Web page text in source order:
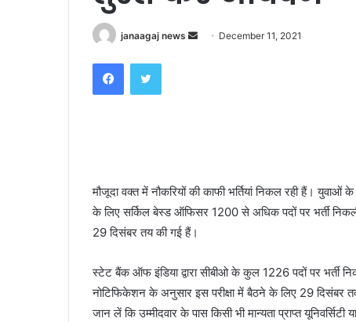
janaagaj news
Send December 11, 2021
FacebookTwitter
मौजूदा वक्त में नौकरियों की काफी भर्तियां निकल रही हैं।
के लिए सर्किल बेस्ड ऑफिसर 1200 से अधिक पदों पर भर्ती
29 दिसंबर तय की गई हैं।
स्टेट बैंक ऑफ इंडिया द्वारा सीबीओ के कुल 1226 पदों पर भर्ती
नोटिफिकेशन के अनुसार इस परीक्षा में बैठने के लिए 29 दिसंबर
जान लें कि उम्मीदवार के पास किसी भी मान्यता प्राप्त यूनिवर्सिटी